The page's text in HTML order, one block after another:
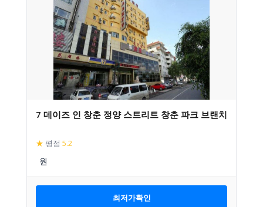
7 데이즈 인 창춘 정양 스트리트 창춘 파크 브랜치
★ 평점 5.2
최저가확인